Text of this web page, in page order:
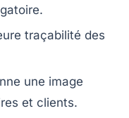
traçabilité des
une image
et clients.